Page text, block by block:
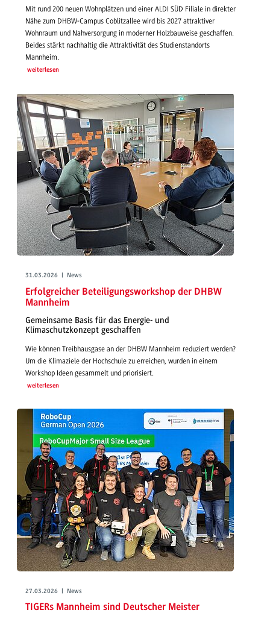
Mit rund 200 neuen Wohnplätzen und einer ALDI SÜD Filiale in direkter
Nähe zum DHBW-Campus Coblitzallee wird bis 2027 attraktiver
Wohnraum und Nahversorgung in moderner Holzbauweise geschaffen.
Beides stärkt nachhaltig die Attraktivität des Studienstandorts
Mannheim.
weiterlesen
31.03.2026 | News
Erfolgreicher Beteiligungsworkshop der DHBW
Mannheim
Gemeinsame Basis für das Energie- und
Klimaschutzkonzept geschaffen
Wie können Treibhausgase an der DHBW Mannheim reduziert werden?
Um die Klimaziele der Hochschule zu erreichen, wurden in einem
Workshop Ideen gesammelt und priorisiert.
weiterlesen
27.03.2026 | News
TIGERs Mannheim sind Deutscher Meister